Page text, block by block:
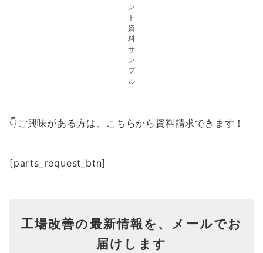
ン
ト
資
料
サ
ン
プ
ル
👇ご興味がある方は、こちらから資料請求できます！
[parts_request_btn]
工場改善の最新情報を、メールでお
届けします